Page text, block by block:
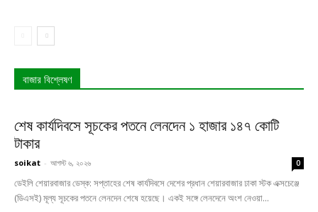
বাজার বিশ্লেষণ
শেষ কার্যদিবসে সূচকের পতনে লেনদেন ১ হাজার ১৪৭ কোটি
টাকার
soikat - আগস্ট ৬, ২০২৬ 0
ডেইলি শেয়ারবাজার ডেস্ক: সপ্তাহের শেষ কার্যদিবসে দেশের প্রধান শেয়ারবাজার ঢাকা স্টক এক্সচেঞ্জে
(ডিএসই) মূল্য সূচকের পতনে লেনদেন শেষে হয়েছে। একই সঙ্গে লেনদেনে অংশ নেওয়া...